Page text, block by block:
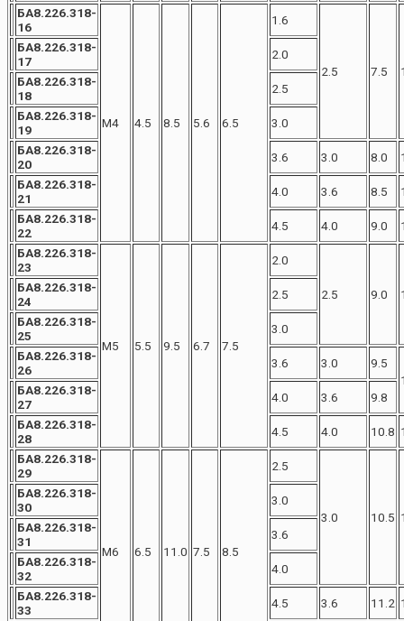
БА8.226.318-
16
М4 4.5 8.5 5.6 6.5
1.6
2.5 7.5
БА8.226.318-
17
2.0
БА8.226.318-
18
2.5
БА8.226.318-
19
3.0
БА8.226.318-
20
3.6 3.0 8.0
БА8.226.318-
21
4.0 3.6 8.5
БА8.226.318-
22
4.5 4.0 9.0
БА8.226.318-
23
М5 5.5 9.5 6.7 7.5
2.0
2.5 9.0
БА8.226.318-
24
2.5
БА8.226.318-
25
3.0
БА8.226.318-
26
3.6 3.0
9.5
БА8.226.318-
27
4.0 3.6
9.8
БА8.226.318-
28
4.5 4.0 10.8
БА8.226.318-
29
М6 6.5 11.0 7.5 8.5
2.5
3.0 10.5
БА8.226.318-
30
3.0
БА8.226.318-
31
3.6
БА8.226.318-
32
4.0
БА8.226.318-
33
4.5 3.6 11.2